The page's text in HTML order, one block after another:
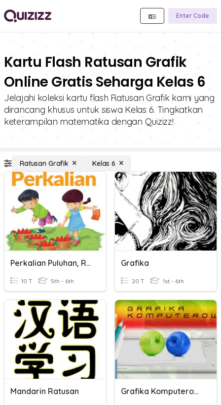
Enter Code
Kartu Flash Ratusan Grafik
Online Gratis Seharga Kelas 6
Jelajahi koleksi kartu flash Ratusan Grafik kami yang
dirancang khusus untuk siswa Kelas 6. Tingkatkan
keterampilan matematika dengan Quizizz!
Ratusan Grafik Kelas 6
Perkalian Puluhan, Ratusan
10 T 5th - 6th
Grafika
20 T 1st - 6th
Mandarin Ratusan Grafika Komputerowa